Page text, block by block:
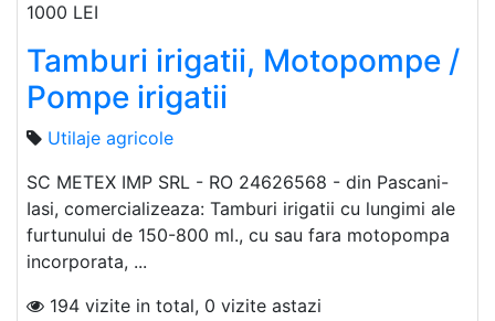
1000 LEI
Tamburi irigatii, Motopompe /
Pompe irigatii
Utilaje agricole
SC METEX IMP SRL - RO 24626568 - din Pascani-
Iasi, comercializeaza: Tamburi irigatii cu lungimi ale
furtunului de 150-800 ml., cu sau fara motopompa
incorporata, ...
194 vizite in total, 0 vizite astazi